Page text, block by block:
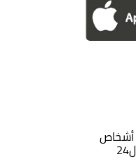
الطرقات : وفاة 6 أشخاص
وإصابة 279 آخرين خلال ال24